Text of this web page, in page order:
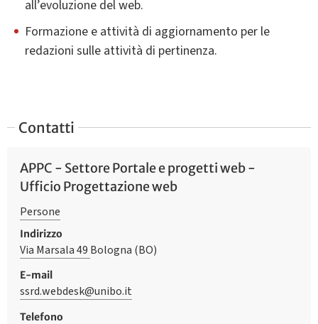
all’evoluzione del web.
Formazione e attività di aggiornamento per le
redazioni sulle attività di pertinenza.
Contatti
APPC - Settore Portale e progetti web -
Ufficio Progettazione web
Persone
Indirizzo
Via Marsala 49 Bologna (BO)
E-mail
ssrd.webdesk@unibo.it
Telefono